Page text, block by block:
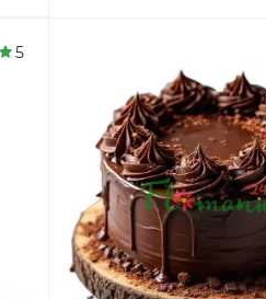
5